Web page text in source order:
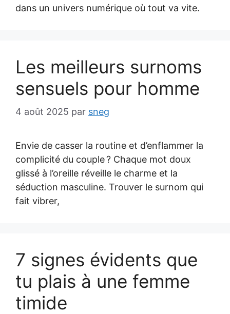
dans un univers numérique où tout va vite.
Les meilleurs surnoms
sensuels pour homme
4 août 2025 par sneg
Envie de casser la routine et d’enflammer la
complicité du couple ? Chaque mot doux
glissé à l’oreille réveille le charme et la
séduction masculine. Trouver le surnom qui
fait vibrer,
7 signes évidents que
tu plais à une femme
timide